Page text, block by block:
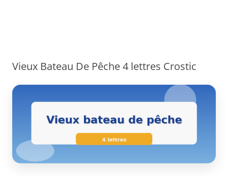
Vieux Bateau De Pêche 4 lettres Crostic